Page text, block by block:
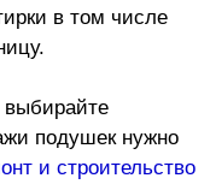
в том числе
подушек нужно
и строительство